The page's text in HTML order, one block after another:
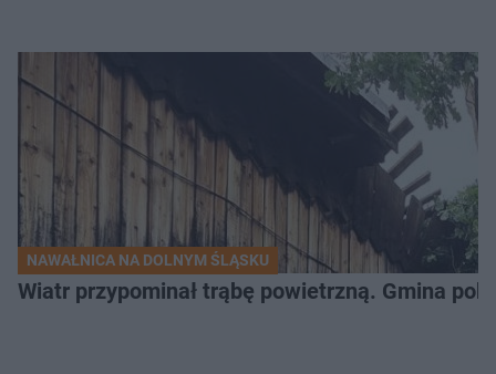
NAWAŁNICA NA DOLNYM ŚLĄSKU
Wiatr przypominał trąbę powietrzną. Gmina